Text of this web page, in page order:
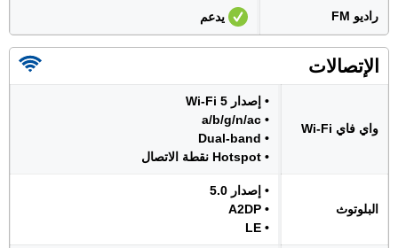
راديو FM يدعم
الإتصالات
واي فاي Wi-Fi
• إصدار Wi-Fi 5
• a/b/g/n/ac
• Dual-band
• Hotspot نقطة الاتصال
البلوتوث
• إصدار 5.0
• A2DP
• LE